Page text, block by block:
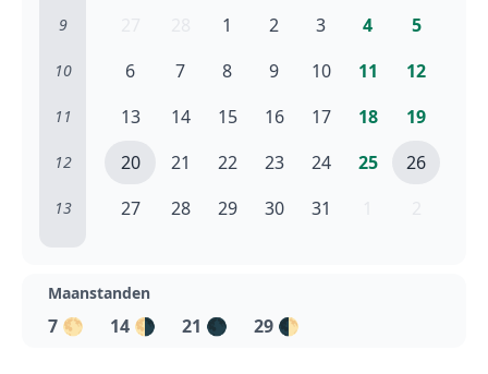
9 1 2 3 4 5
10 6 7 8 9 10 11 12
11 13 14 15 16 17 18 19
12 20 21 22 23 24 25 26
13 27 28 29 30 31
Maanstanden
7 🌕 14 🌗 21 🌑 29 🌓